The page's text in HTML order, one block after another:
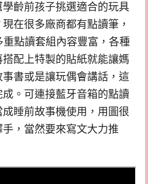
齡前孩子挑選適合的玩具
在很多廠商都有點讀筆，
重點讀套組內容豐富，各種
配上特製的貼紙就能讓媽
書或是讓玩偶會講話，這
。可連接藍牙音箱的點讀
睡前故事機使用，用圖很
，當然要來寫文大力推